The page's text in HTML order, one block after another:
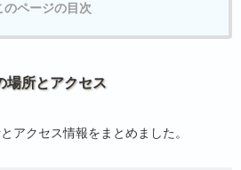
のページの目次
場所とアクセス
アクセス情報をまとめました。